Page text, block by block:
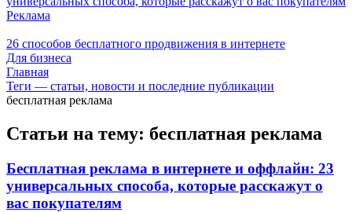
Реклама
26 способов бесплатного продвижения в интернете
Для бизнеса
Главная
Теги — статьи, новости и последние публикации
бесплатная реклама
Статьи на тему: бесплатная реклама
Бесплатная реклама в интернете и оффлайн: 23
универсальных способа, которые расскажут о
вас покупателям